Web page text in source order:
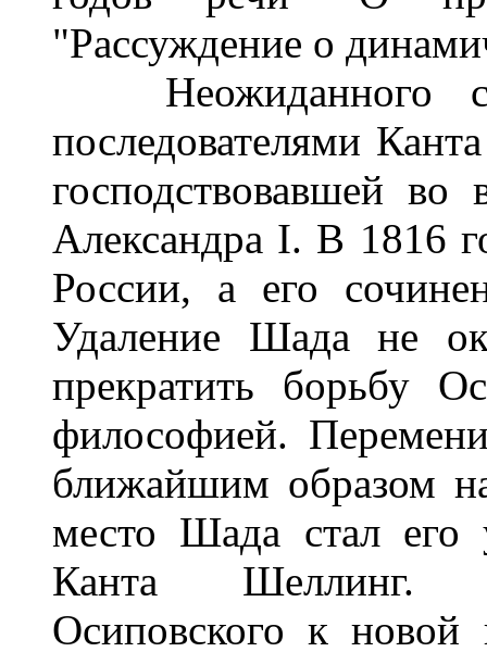
"Рассуждение о
Неожиданного
последователями
господствовавшей во
Александра I. В 1816
России, а его
Удаление Шада не
прекратить борьбу
философией.
ближайшим образом
место Шада стал его
Канта Шеллинг.
Осиповского к